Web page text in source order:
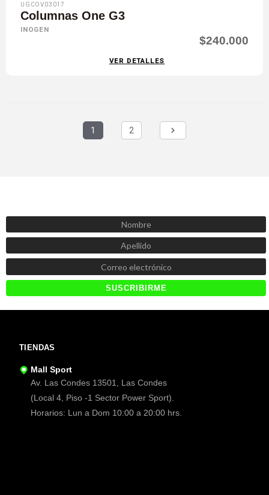
UGCOV03017
Columnas One G3
INOGEN
$240.000
VER DETALLES
1 2
TIENDAS
Mall Sport
Av. Las Condes 13501, Las Condes
(Local 4, Piso -1 Sector Power Sport).
Horarios: Lun a Dom 10:00 a 20:00 hrs.